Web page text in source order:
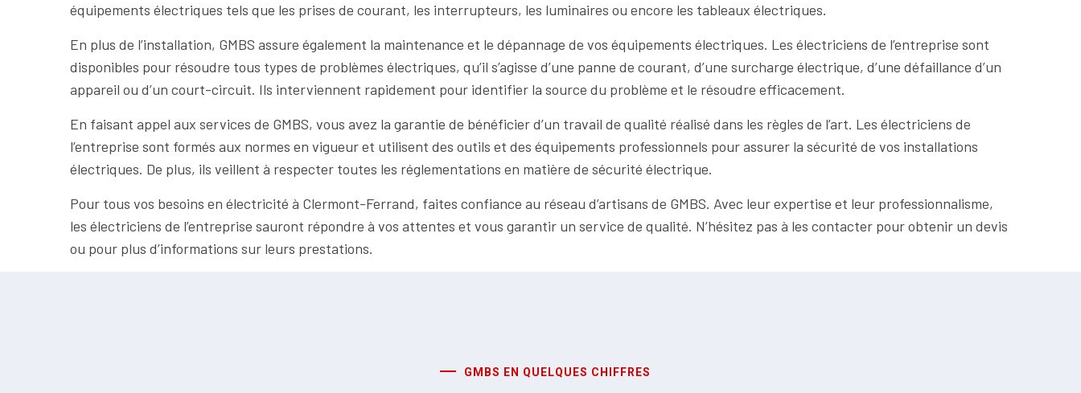
équipements électriques tels que les prises de courant, les interrupteurs, les luminaires ou encore les tableaux électriques.
En plus de l’installation, GMBS assure également la maintenance et le dépannage de vos équipements électriques. Les électriciens de l’entreprise sont
disponibles pour résoudre tous types de problèmes électriques, qu’il s’agisse d’une panne de courant, d’une surcharge électrique, d’une défaillance d’un
appareil ou d’un court-circuit. Ils interviennent rapidement pour identifier la source du problème et le résoudre efficacement.
En faisant appel aux services de GMBS, vous avez la garantie de bénéficier d’un travail de qualité réalisé dans les règles de l’art. Les électriciens de
l’entreprise sont formés aux normes en vigueur et utilisent des outils et des équipements professionnels pour assurer la sécurité de vos installations
électriques. De plus, ils veillent à respecter toutes les réglementations en matière de sécurité électrique.
Pour tous vos besoins en électricité à Clermont-Ferrand, faites confiance au réseau d’artisans de GMBS. Avec leur expertise et leur professionnalisme,
les électriciens de l’entreprise sauront répondre à vos attentes et vous garantir un service de qualité. N’hésitez pas à les contacter pour obtenir un devis
ou pour plus d’informations sur leurs prestations.
GMBS EN QUELQUES CHIFFRES